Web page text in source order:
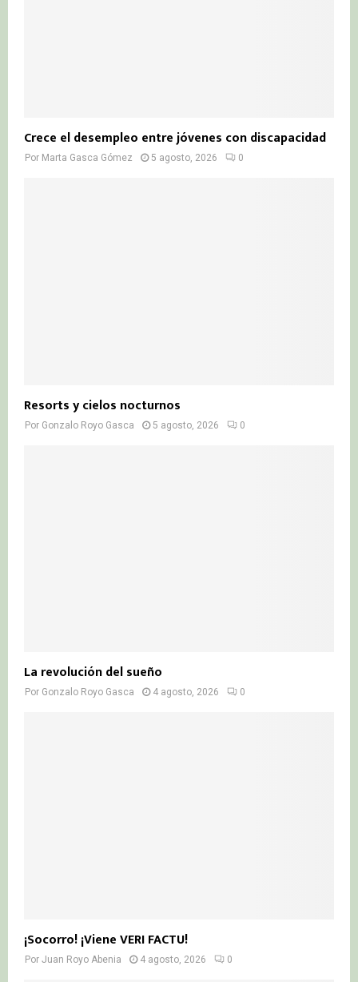
Crece el desempleo entre jóvenes con discapacidad
Por Marta Gasca Gómez 5 agosto, 2026 0
Resorts y cielos nocturnos
Por Gonzalo Royo Gasca 5 agosto, 2026 0
La revolución del sueño
Por Gonzalo Royo Gasca 4 agosto, 2026 0
¡Socorro! ¡Viene VERI FACTU!
Por Juan Royo Abenia 4 agosto, 2026 0